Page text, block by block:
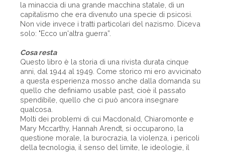
la minaccia di una grande macchina statale, di un
capitalismo che era divenuto una specie di psicosi.
Non vide invece i tratti particolari del nazismo. Diceva
solo: "Ecco un'altra guerra”.
Cosa resta
Questo libro è la storia di una rivista durata cinque
anni, dal 1944 al 1949. Come storico mi ero avvicinato
a questa esperienza mosso anche dalla domanda su
quello che definiamo usable past, cioè il passato
spendibile, quello che ci può ancora insegnare
qualcosa.
Molti dei problemi di cui Macdonald, Chiaromonte e
Mary Mccarthy, Hannah Arendt, si occuparono, la
questione morale, la burocrazia, la violenza, i pericoli
della tecnologia, il senso del limite, le ideologie, il